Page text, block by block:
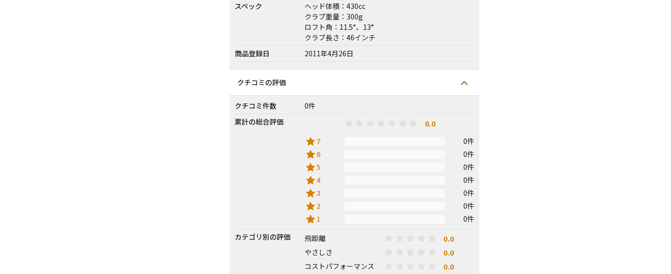
スペック
ヘッド体積：430cc
クラブ重量：300g
ロフト角：11.5°、13°
クラブ長さ：46インチ
商品登録日
2011年4月26日
クチコミの評価
クチコミ件数
0件
累計の総合評価
0.0
star 7 0件
star 6 0件
star5 0件
star4 0件
star3 0件
star 2 0件
star 1
0件
カテゴリ別の評価
飛距離 0.0
やさしさ 0.0
コストパフォーマンス 0.0